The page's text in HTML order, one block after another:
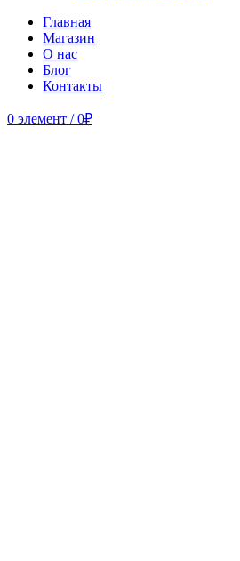
Главная
Магазин
О нас
Блог
Контакты
0 элемент / 0₽